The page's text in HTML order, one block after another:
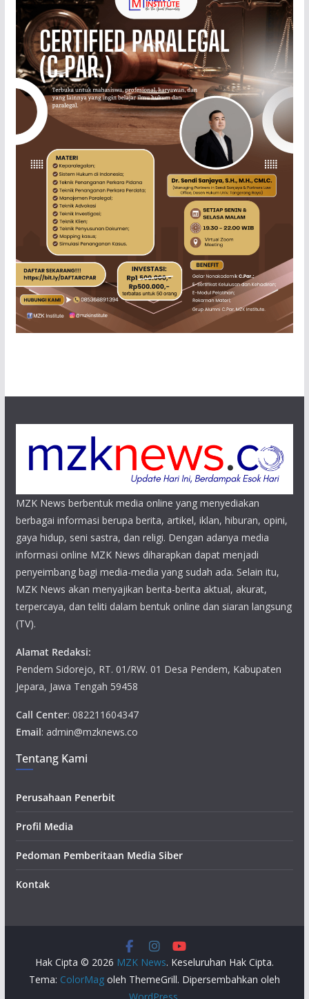
MZK News berbentuk media online yang menyediakan
berbagai informasi berupa berita, artikel, iklan, hiburan, opini,
gaya hidup, seni sastra, dan religi. Dengan adanya media
informasi online MZK News diharapkan dapat menjadi
penyeimbang bagi media-media yang sudah ada. Selain itu,
MZK News akan menyajikan berita-berita aktual, akurat,
terpercaya, dan teliti dalam bentuk online dan siaran langsung
(TV).
Alamat Redaksi:
Pendem Sidorejo, RT. 01/RW. 01 Desa Pendem, Kabupaten
Jepara, Jawa Tengah 59458
Call Center: 082211604347
Email: admin@mzknews.co
Tentang Kami
Perusahaan Penerbit
Profil Media
Pedoman Pemberitaan Media Siber
Kontak
Hak Cipta © 2026 MZK News. Keseluruhan Hak Cipta.
Tema: ColorMagoleh ThemeGrill. Dipersembahkan oleh